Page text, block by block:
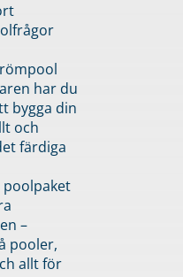
har du
bygga din
och
färdiga
–
pooler,
allt för